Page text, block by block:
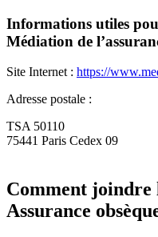
Informations utiles
Médiation de
Site Internet : https://
Adresse postale :
TSA 50110
75441 Paris Cedex 09
Comment joindre
Assurance